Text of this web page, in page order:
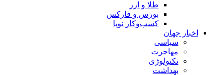
طلا و ارز
بورس و فارکس
کسب‌وکار نوپا
اخبار جهان
سیاسی
مهاجرت
تکنولوژی
بهداشت